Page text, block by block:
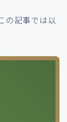
の記事では以